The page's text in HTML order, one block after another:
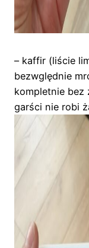
– kaffir (liście
bezwględnie
kompletnie bez
garści nie robi